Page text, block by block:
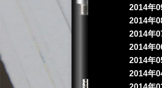
2014年
2014年
2014年
2014年
2014年
2014年